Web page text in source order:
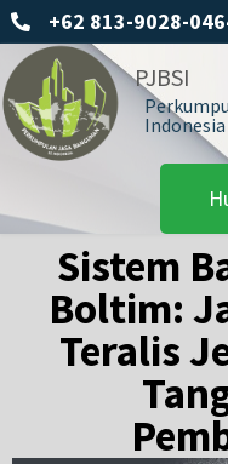
+62 813-9028-
PJBSI
Indonesia
Sistem
Boltim:
Teralis